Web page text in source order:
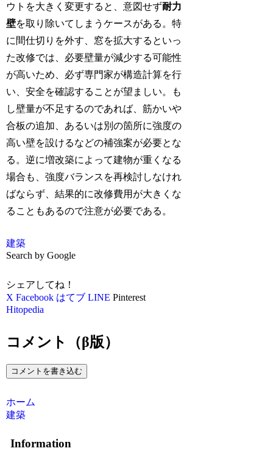
ウトを大きく変更すると、意図せず耐力
壁を取り除いてしまうケースがある。特
に間仕切りを外す、窓を拡大するといっ
た改修では、必要壁量が減少する可能性
が高いため、必ず専門家が構造計算を行
い、安全を確認することが望ましい。も
し壁量が不足するのであれば、筋かいや
合板の追加、あるいは別の箇所に強度の
高い壁を設けるなどの補強案が必要とな
る。逆に増改築によって建物が重くなる
場合も、強度バランスを再検討しなけれ
ばならず、結果的に改修費用が大きくな
ることもあるので注意が必要である。
建築
Search by Google
シェアしてね！
X Facebook はてブ LINE Pinterest
Hitopedia
コメント（β版）
コメントを書き込む
ホーム
建築
Information